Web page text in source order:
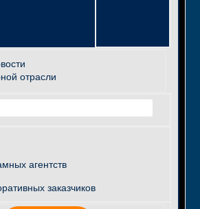
отрасли
агентств
заказчиков